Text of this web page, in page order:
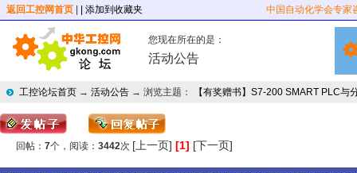
返回工控网首页 | 添加到收藏夹 中国自动化学会专家
您现在所在的是：
活动公告
工控论坛首页 → 活动公告 → 浏览主题： 【有奖赠书】S7-200 SMART PLC
回帖： 7个，阅读： 3442次 [上一页] [1] [下一页]